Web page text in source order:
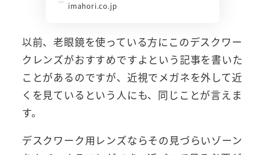
imahori.co.jp
以前、老眼鏡を使っている方にこのデスクワー
クレンズがおすすめですよという記事を書いた
ことがあるのですが、近視でメガネを外して近
くを見ているという人にも、同じことが言えま
す。
デスクワーク用レンズならその見づらいゾーン